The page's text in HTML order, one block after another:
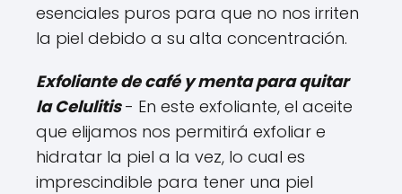
esenciales puros para que no nos irriten
la piel debido a su alta concentración.
Exfoliante de café y menta para quitar
la Celulitis - En este exfoliante, el aceite
que elijamos nos permitirá exfoliar e
hidratar la piel a la vez, lo cual es
imprescindible para tener una piel